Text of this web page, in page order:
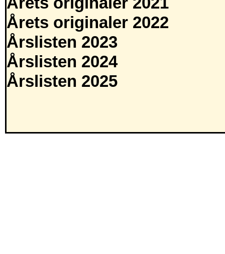
Årets originaler 2022
Årslisten 2023
Årslisten 2024
Årslisten 2025